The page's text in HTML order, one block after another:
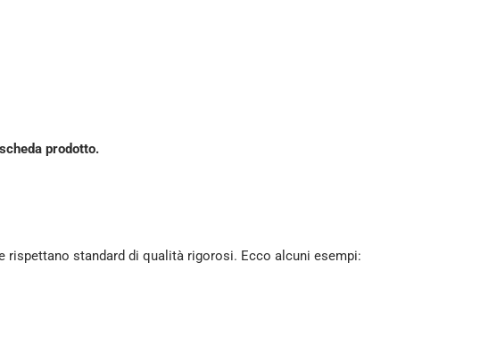
prodotto.
standard di qualità rigorosi. Ecco alcuni esempi: